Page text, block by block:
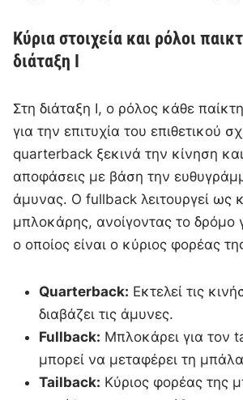
Κύρια στοιχεία και ρόλοι
διάταξη I
Στη διάταξη I, ο ρόλος κάθε
για την επιτυχία του επιθετικού
quarterback ξεκινά την κίνηση
αποφάσεις με βάση την
άμυνας. Ο fullback λειτουργεί ως
μπλοκάρης, ανοίγοντας το δρόμο
ο οποίος είναι ο κύριος φορέας
Quarterback: Εκτελεί τις
διαβάζει τις άμυνες.
Fullback: Μπλοκάρει για τον
μπορεί να μεταφέρει τη
Tailback: Κύριος φορέας της